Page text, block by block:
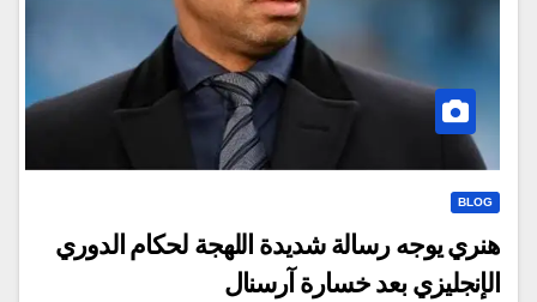
BLOG
هنري يوجه رسالة شديدة اللهجة لحكام الدوري
الإنجليزي بعد خسارة آرسنال